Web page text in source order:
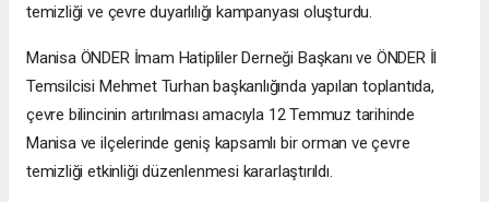
temizliği ve çevre duyarlılığı kampanyası oluşturdu.
Manisa ÖNDER İmam Hatipliler Derneği Başkanı ve ÖNDER İl
Temsilcisi Mehmet Turhan başkanlığında yapılan toplantıda,
çevre bilincinin artırılması amacıyla 12 Temmuz tarihinde
Manisa ve ilçelerinde geniş kapsamlı bir orman ve çevre
temizliği etkinliği düzenlenmesi kararlaştırıldı.